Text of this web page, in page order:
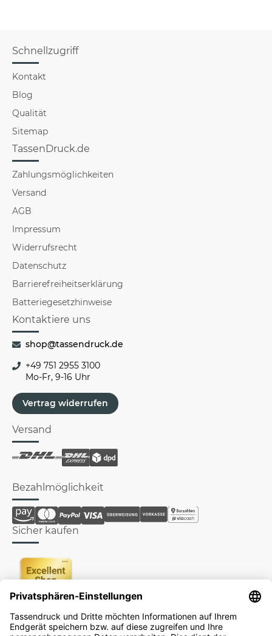
Schnellzugriff
Kontakt
Blog
Qualität
Sitemap
TassenDruck.de
Zahlungsmöglichkeiten
Versand
AGB
Impressum
Widerrufsrecht
Datenschutz
Barrierefreiheitserklärung
Batteriegesetzhinweise
Kontaktiere uns
shop@tassendruck.de
+49 751 2955 3100
Mo-Fr, 9-16 Uhr
Vertrag widerrufen
Versand
Bezahlmöglichkeit
Sicher kaufen